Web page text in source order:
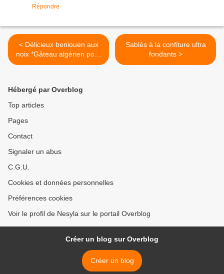
Répondre
< Délicieux beniouen aux
noix *Gâteau algérien pour
l'aid*
Sablés à la confiture ultra
fondants >
Hébergé par Overblog
Top articles
Pages
Contact
Signaler un abus
C.G.U.
Cookies et données personnelles
Préférences cookies
Voir le profil de Nesyla sur le portail Overblog
Créer un blog sur Overblog
Créer un blog